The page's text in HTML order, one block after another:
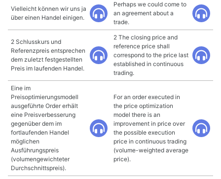
Vielleicht können wir uns ja
über einen Handel einigen.
Perhaps we could come to
an agreement about a
trade.
2 Schlusskurs und
Referenzpreis entsprechen
dem zuletzt festgestellten
Preis im laufenden Handel.
2 The closing price and
reference price shall
correspond to the price last
established in continuous
trading.
Eine im
Preisoptimierungsmodell
ausgeführte Order erhält
eine Preisverbesserung
gegenüber dem im
fortlaufenden Handel
möglichen
Ausführungspreis
(volumengewichteter
Durchschnittspreis).
For an order executed in
the price optimization
model there is an
improvement in price over
the possible execution
price in continuous trading
(volume-weighted average
price).